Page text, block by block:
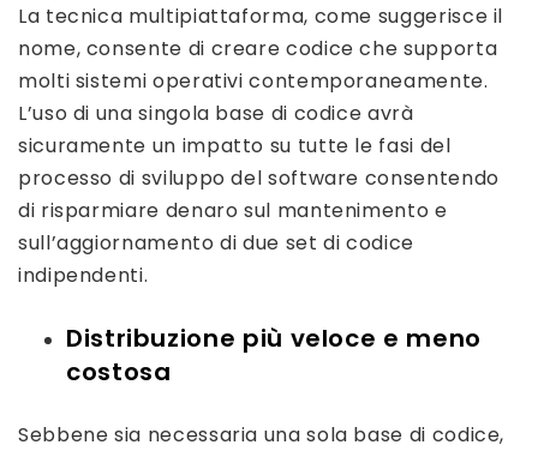
La tecnica multipiattaforma, come suggerisce il
nome, consente di creare codice che supporta
molti sistemi operativi contemporaneamente.
L’uso di una singola base di codice avrà
sicuramente un impatto su tutte le fasi del
processo di sviluppo del software consentendo
di risparmiare denaro sul mantenimento e
sull’aggiornamento di due set di codice
indipendenti.
Distribuzione più veloce e meno
costosa
Sebbene sia necessaria una sola base di codice,